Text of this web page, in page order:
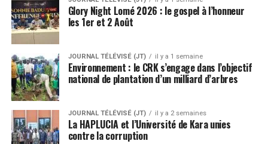
Glory Night Lomé 2026 : le gospel à l’honneur
les 1er et 2 Août
JOURNAL TÉLÉVISÉ (JT) il y a 1 semaine
Environnement : le CRK s’engage dans l’objectif
national de plantation d’un milliard d’arbres
JOURNAL TÉLÉVISÉ (JT) il y a 2 semaines
La HAPLUCIA et l’Université de Kara unies
contre la corruption